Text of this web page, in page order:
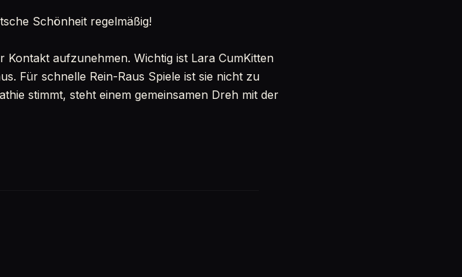
Schönheit regelmäßig!
aufzunehmen. Wichtig ist Lara CumKitten
Für schnelle Rein-Raus Spiele ist sie nicht zu
stimmt, steht einem gemeinsamen Dreh mit der